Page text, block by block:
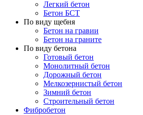
Легкий бетон
Бетон БСТ
По виду щебня
Бетон на гравии
Бетон на граните
По виду бетона
Готовый бетон
Монолитный бетон
Дорожный бетон
Мелкозернистый бетон
Зимний бетон
Строительный бетон
Фибробетон